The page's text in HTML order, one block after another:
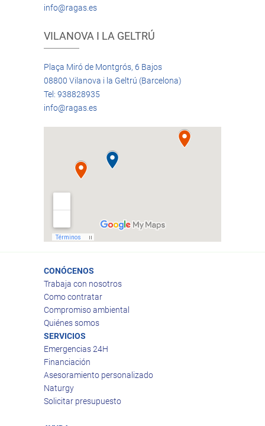
info@ragas.es
VILANOVA I LA GELTRÚ
Plaça Miró de Montgrós, 6 Bajos
08800 Vilanova i la Geltrú (Barcelona)
Tel: 938828935
info@ragas.es
CONÓCENOS
Trabaja con nosotros
Como contratar
Compromiso ambiental
Quiénes somos
SERVICIOS
Emergencias 24H
Financiación
Asesoramiento personalizado
Naturgy
Solicitar presupuesto